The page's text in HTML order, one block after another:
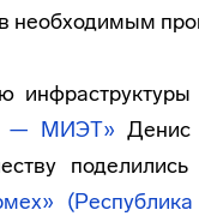
необходимым
— МИЭТ» Денис